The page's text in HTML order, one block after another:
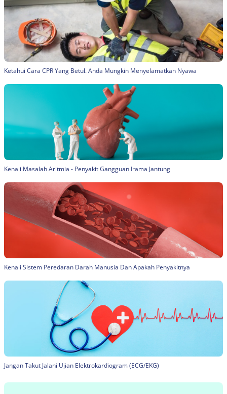
Ketahui Cara CPR Yang Betul. Anda Mungkin Menyelamatkan Nyawa
Kenali Masalah Aritmia - Penyakit Gangguan Irama Jantung
Kenali Sistem Peredaran Darah Manusia Dan Apakah Penyakitnya
Jangan Takut Jalani Ujian Elektrokardiogram (ECG/EKG)